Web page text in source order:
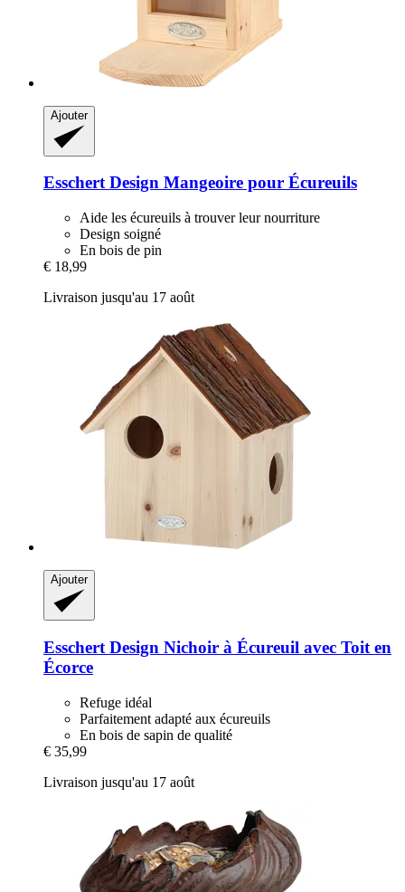
Ajouter
Esschert Design Mangeoire pour Écureuils
Aide les écureuils à trouver leur nourriture
Design soigné
En bois de pin
€ 18,99
Livraison jusqu'au 17 août
Ajouter
Esschert Design Nichoir à Écureuil avec Toit en
Écorce
Refuge idéal
Parfaitement adapté aux écureuils
En bois de sapin de qualité
€ 35,99
Livraison jusqu'au 17 août